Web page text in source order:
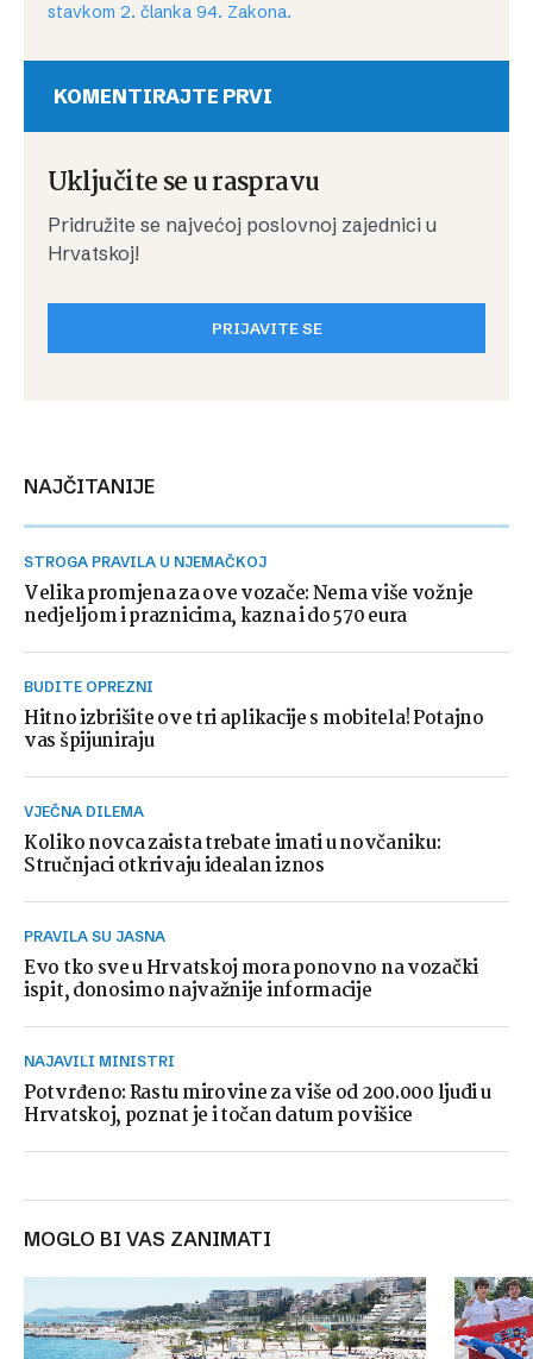
stavkom 2. članka 94. Zakona.
KOMENTIRAJTE PRVI
Uključite se u raspravu
Pridružite se najvećoj poslovnoj zajednici u
Hrvatskoj!
PRIJAVITE SE
NAJČITANIJE
STROGA PRAVILA U NJEMAČKOJ
Velika promjena za ove vozače: Nema više vožnje
nedjeljom i praznicima, kazna i do 570 eura
BUDITE OPREZNI
Hitno izbrišite ove tri aplikacije s mobitela! Potajno
vas špijuniraju
VJEČNA DILEMA
Koliko novca zaista trebate imati u novčaniku:
Stručnjaci otkrivaju idealan iznos
PRAVILA SU JASNA
Evo tko sve u Hrvatskoj mora ponovno na vozački
ispit, donosimo najvažnije informacije
NAJAVILI MINISTRI
Potvrđeno: Rastu mirovine za više od 200.000 ljudi u
Hrvatskoj, poznat je i točan datum povišice
MOGLO BI VAS ZANIMATI